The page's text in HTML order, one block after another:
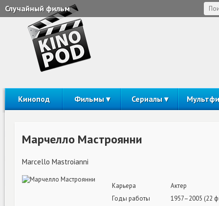
Случайный фильм
Кинопод Фильмы Сериалы
Марчелло Мастроянни
Marcello Mastroianni
Карьера
Актер
Годы работы
1957–2005 (22